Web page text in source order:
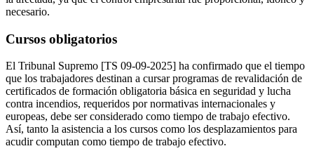
necesario.
Cursos obligatorios
El Tribunal Supremo [TS 09-09-2025] ha confirmado que el tiempo
que los trabajadores destinan a cursar programas de revalidación de
certificados de formación obligatoria básica en seguridad y lucha
contra incendios, requeridos por normativas internacionales y
europeas, debe ser considerado como tiempo de trabajo efectivo.
Así, tanto la asistencia a los cursos como los desplazamientos para
acudir computan como tiempo de trabajo efectivo.